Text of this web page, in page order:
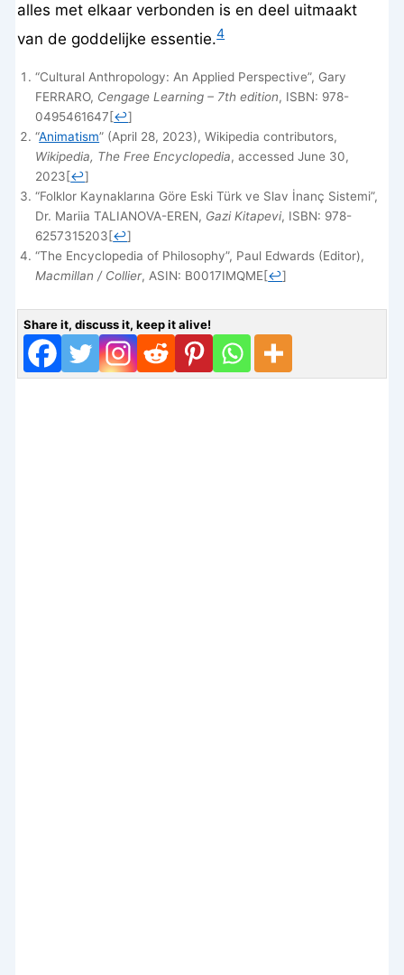
alles met elkaar verbonden is en deel uitmaakt
van de goddelijke essentie.4
“Cultural Anthropology: An Applied Perspective”, Gary
FERRARO, Cengage Learning – 7th edition, ISBN: 978-
0495461647[↩]
“Animatism” (April 28, 2023), Wikipedia contributors,
Wikipedia, The Free Encyclopedia, accessed June 30,
2023[↩]
“Folklor Kaynaklarına Göre Eski Türk ve Slav İnanç Sistemi”,
Dr. Mariia TALIANOVA-EREN, Gazi Kitapevi, ISBN: 978-
6257315203[↩]
“The Encyclopedia of Philosophy”, Paul Edwards (Editor),
Macmillan / Collier, ASIN: B0017IMQME[↩]
Share it, discuss it, keep it alive!